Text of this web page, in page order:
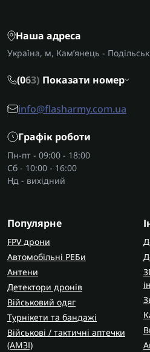
Наша адреса
Україна, м, Кам’янець -
(063) Показати номер
info@flasharmy.com.ua
Графік роботи
Пн-пт - 09:00 - 18:00
Сб - 10:00 - 16:00
Нд - вихідний
Популярне
FPV дрони
Автомобільні РЕБи
Антени
Детектори дронів
Військовий одяг
Турнікети та бандажі
Військові / тактичні аптечки
(AMЗІ)